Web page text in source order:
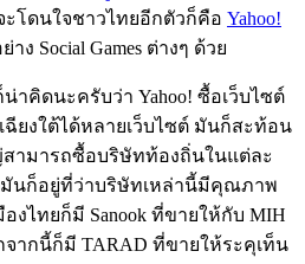
ะโดนใจชาวไทยอีกตัวก็คือ Yahoo!
ง Social Games ต่างๆ ด้วย
าคิดนะครับว่า Yahoo! ซื้อเว็บไซต์
ยงใต้ได้หลายเว็บไซต์ มันก็สะท้อน
ามารถซื้อบริษัทท้องถิ่นในแต่ละ
มันก็อยู่ที่ว่าบริษัทเหล่านี้มีคุณภาพ
งไทยก็มี Sanook ที่ขายให้กับ MIH
จากนี้ก็มี TARAD ที่ขายให้ระคุเท็น